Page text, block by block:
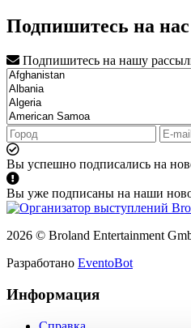
Подпишитесь на нас
Подпишитесь на нашу
Вы успешно подписались на
Вы уже подписаны на наши
2026 © Broland Entertainment
Разработано EventoBot
Информация